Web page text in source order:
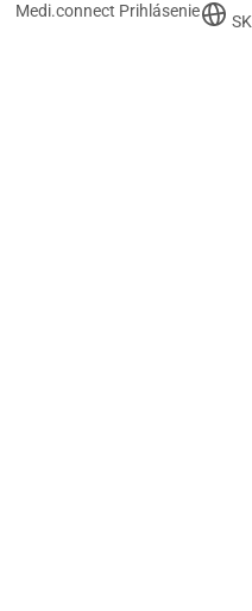
Medi.connect Prihlásenie
SK